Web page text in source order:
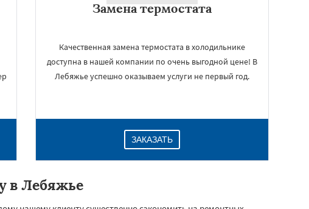
Замена термостата
Качественная замена термостата в холодильнике
доступна в нашей компании по очень выгодной цене! В
Лебяжье успешно оказываем услуги не первый год.
ЗАКАЗАТЬ
в Лебяжье